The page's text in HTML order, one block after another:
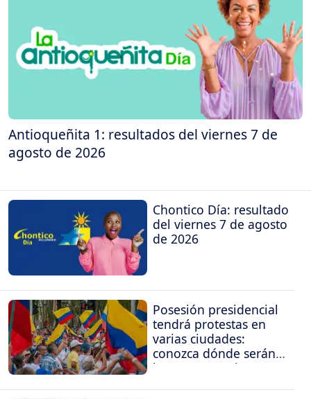
Antioqueñita 1: resultados del viernes 7 de
agosto de 2026
Chontico Día: resultado
del viernes 7 de agosto
de 2026
Posesión presidencial
tendrá protestas en
varias ciudades:
conozca dónde serán
las concentraciones